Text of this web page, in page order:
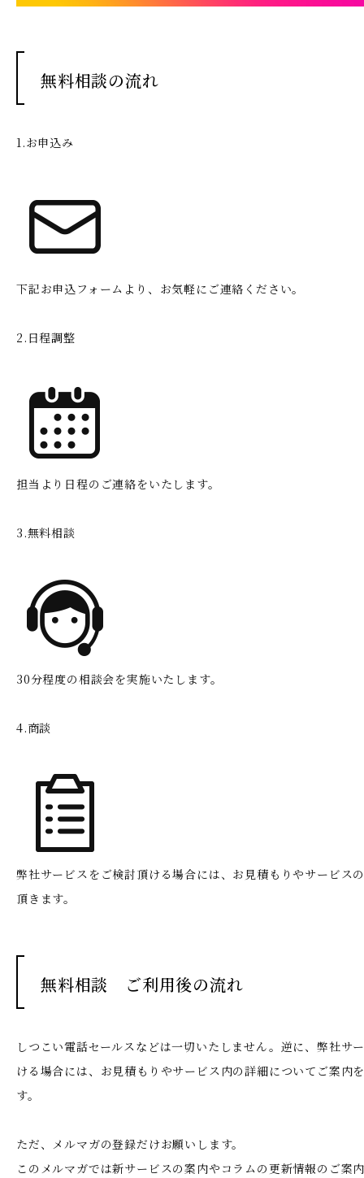
無料相談の流れ
1.お申込み
下記お申込フォームより、お気軽にご連絡ください。
2.日程調整
担当より日程のご連絡をいたします。
3.無料相談
30分程度の相談会を実施いたします。
4.商談
弊社サービスをご検討頂ける場合には、お見積もりやサービス
頂きます。
無料相談 ご利用後の流れ
しつこい電話セールスなどは一切いたしません。 逆に、弊社サ
ける場合には、お見積もりやサービス内の詳細についてご案内
す。
ただ、メルマガの登録だけお願いします。
このメルマガでは新サービスの案内やコラムの更新情報のご案